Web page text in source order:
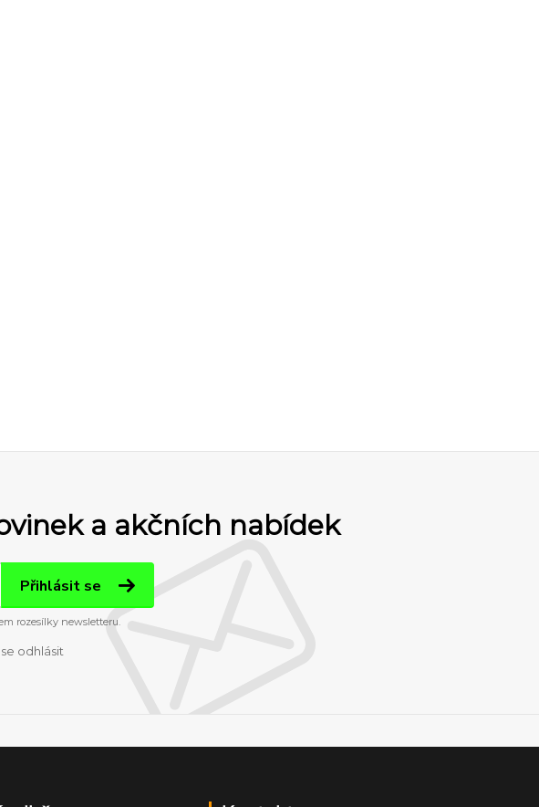
a akčních nabídek
Přihlásit se
rozesílky newsletteru.
odhlásit